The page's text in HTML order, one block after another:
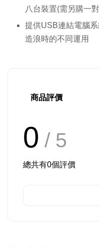
八台裝置(需另購一
提供USB連結電腦
造浪時的不同運用
商品評價
0 / 5
總共有0個評價